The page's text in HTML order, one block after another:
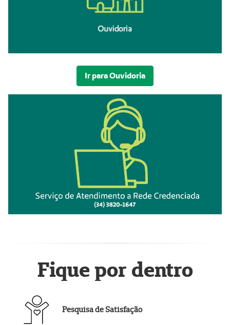
Ir para Ouvidoria
Fique por dentro
Pesquisa de Satisfação